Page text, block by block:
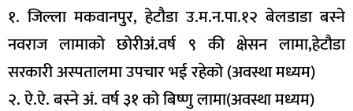
१. जिल्ला मकवानपुर, हेटौडा उ.म.न.पा.१२ बेलडाडा बस्ने
नवराज लामाको छोरीअं.वर्ष ९ की क्षेसन लामा,हेटौडा
सरकारी अस्पतालमा उपचार भई रहेको (अवस्था मध्यम)
२. ऐ.ऐ. बस्ने अं. वर्ष ३१ को बिष्णु लामा(अवस्था मध्यम)